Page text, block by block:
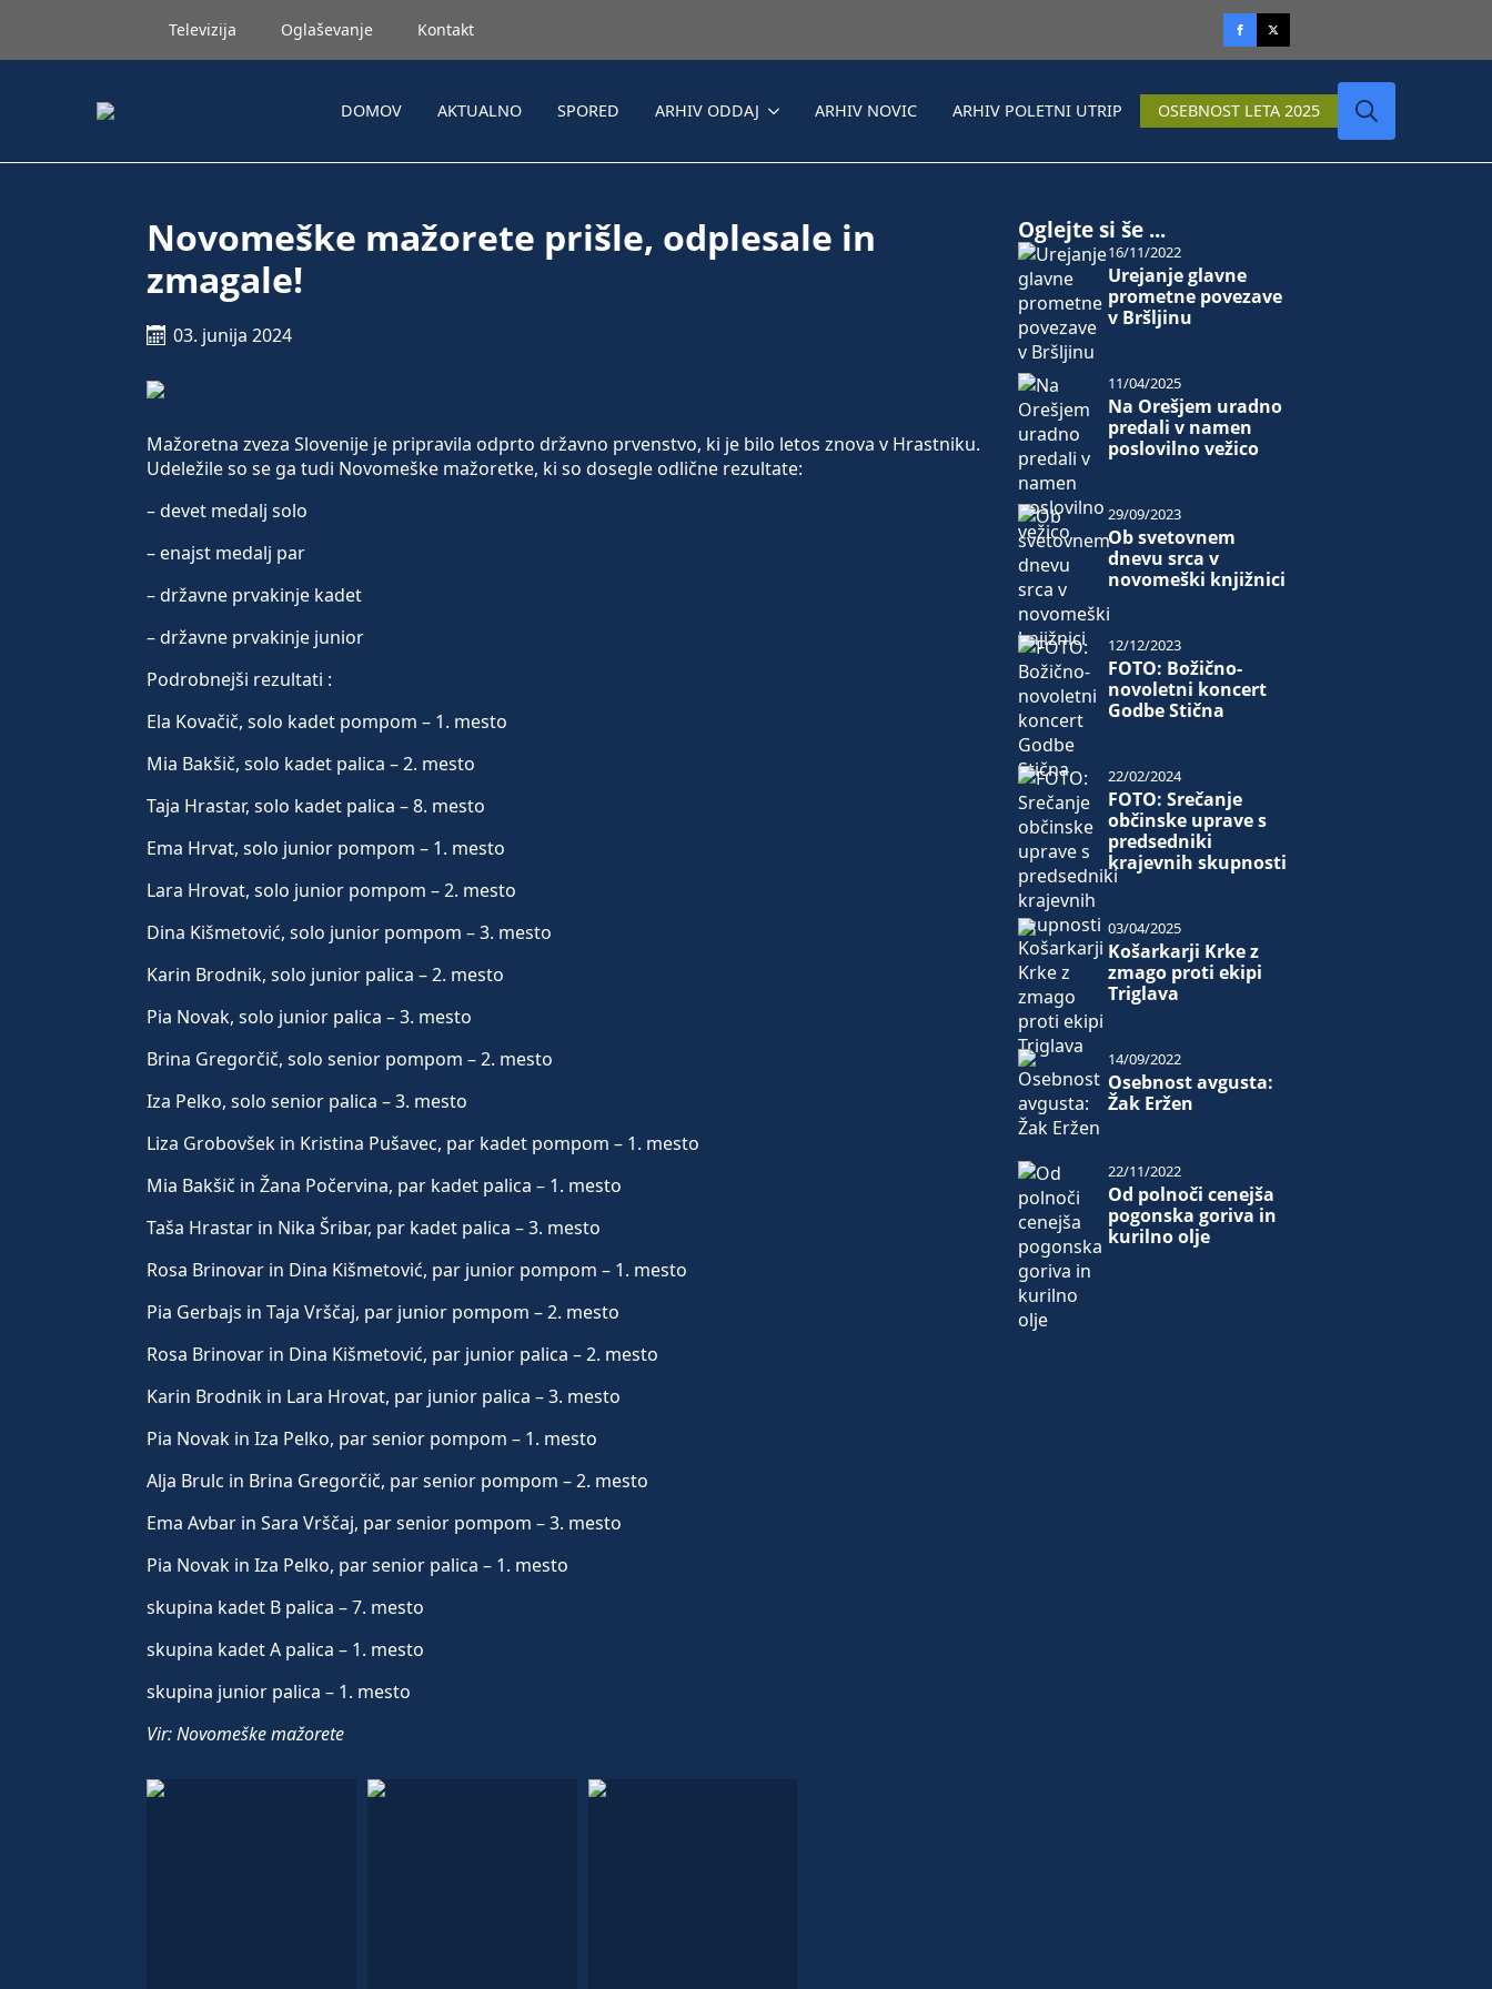
Televizija Oglaševanje Kontakt
DOMOV AKTUALNO SPORED ARHIV ODDAJ ARHIV NOVIC ARHIV POLETNI UTRIP OSEBNOST LETA 2025
Novomeške mažorete prišle, odplesale in
zmagale!
03. junija 2024
Mažoretna zveza Slovenije je pripravila odprto državno prvenstvo, ki je bilo letos znova v Hrastniku.
Udeležile so se ga tudi Novomeške mažoretke, ki so dosegle odlične rezultate:
– devet medalj solo
– enajst medalj par
– državne prvakinje kadet
– državne prvakinje junior
Podrobnejši rezultati :
Ela Kovačič, solo kadet pompom – 1. mesto
Mia Bakšič, solo kadet palica – 2. mesto
Taja Hrastar, solo kadet palica – 8. mesto
Ema Hrvat, solo junior pompom – 1. mesto
Lara Hrovat, solo junior pompom – 2. mesto
Dina Kišmetović, solo junior pompom – 3. mesto
Karin Brodnik, solo junior palica – 2. mesto
Pia Novak, solo junior palica – 3. mesto
Brina Gregorčič, solo senior pompom – 2. mesto
Iza Pelko, solo senior palica – 3. mesto
Liza Grobovšek in Kristina Pušavec, par kadet pompom – 1. mesto
Mia Bakšič in Žana Počervina, par kadet palica – 1. mesto
Taša Hrastar in Nika Šribar, par kadet palica – 3. mesto
Rosa Brinovar in Dina Kišmetović, par junior pompom – 1. mesto
Pia Gerbajs in Taja Vrščaj, par junior pompom – 2. mesto
Rosa Brinovar in Dina Kišmetović, par junior palica – 2. mesto
Karin Brodnik in Lara Hrovat, par junior palica – 3. mesto
Pia Novak in Iza Pelko, par senior pompom – 1. mesto
Alja Brulc in Brina Gregorčič, par senior pompom – 2. mesto
Ema Avbar in Sara Vrščaj, par senior pompom – 3. mesto
Pia Novak in Iza Pelko, par senior palica – 1. mesto
skupina kadet B palica – 7. mesto
skupina kadet A palica – 1. mesto
skupina junior palica – 1. mesto
Vir: Novomeške mažorete
Oglejte si še ...
Urejanje glavne
prometne povezave
v Bršljinu
16/11/2022
Na Orešjem uradno
predali v namen
poslovilno vežico
11/04/2025
Ob svetovnem
dnevu srca v
novomeški knjižnici
29/09/2023
FOTO: Božično-
novoletni koncert
Godbe Stična
12/12/2023
FOTO: Srečanje
občinske uprave s
predsedniki
krajevnih skupnosti
22/02/2024
Košarkarji Krke z
zmago proti ekipi
Triglava
03/04/2025
Osebnost avgusta:
Žak Eržen
14/09/2022
Od polnoči cenejša
pogonska goriva in
kurilno olje
22/11/2022